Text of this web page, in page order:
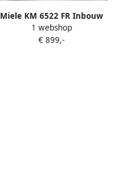
Miele KM 6522 FR Inbouw
keramische kookplaat Grijs
1 webshop
€ 899,-